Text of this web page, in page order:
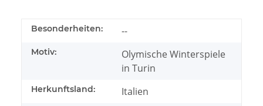
Besonderheiten: --
Motiv:
Olymische Winterspiele
in Turin
Herkunftsland: Italien